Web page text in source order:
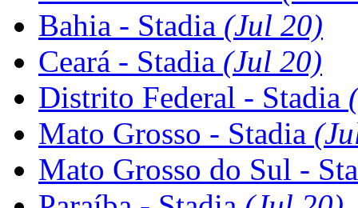
Bahia - Stadia (Jul 20)
Ceará - Stadia (Jul 20)
Distrito Federal - Stadia
Mato Grosso - Stadia
Mato Grosso do Sul -